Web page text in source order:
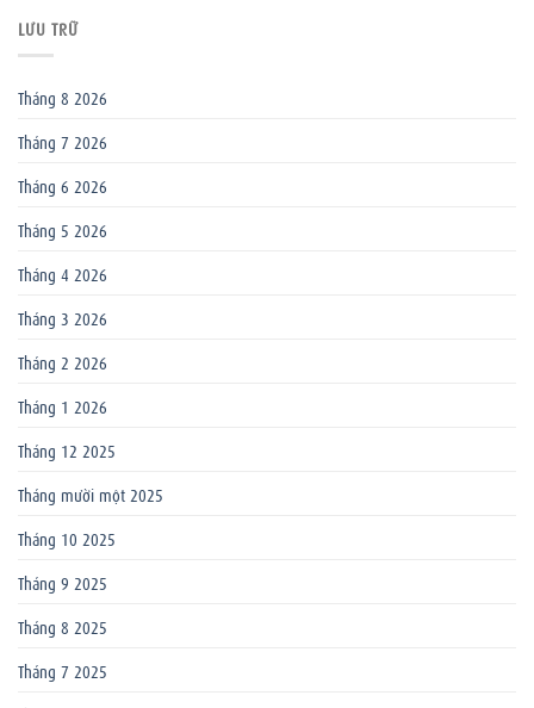
LƯU TRỮ
Tháng 8 2026
Tháng 7 2026
Tháng 6 2026
Tháng 5 2026
Tháng 4 2026
Tháng 3 2026
Tháng 2 2026
Tháng 1 2026
Tháng 12 2025
Tháng mười một 2025
Tháng 10 2025
Tháng 9 2025
Tháng 8 2025
Tháng 7 2025